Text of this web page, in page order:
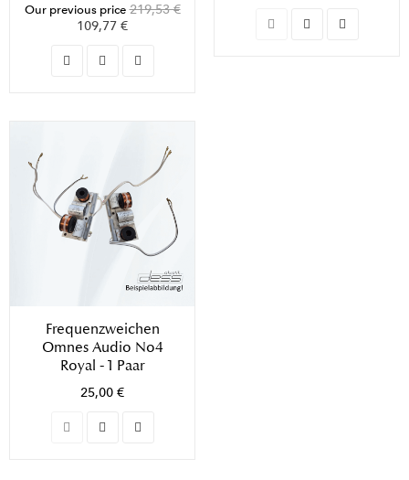
Our previous price 219,53 €
109,77 €
Frequenzweichen
Omnes Audio No4
Royal - 1 Paar
25,00 €